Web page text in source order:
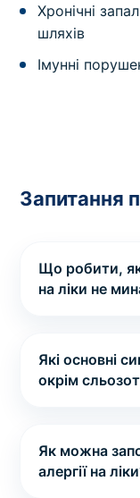
Хронічні
шляхів
Імунні
Запитання
Що робити,
на ліки не
Які основні
окрім
Як можна
алергії на